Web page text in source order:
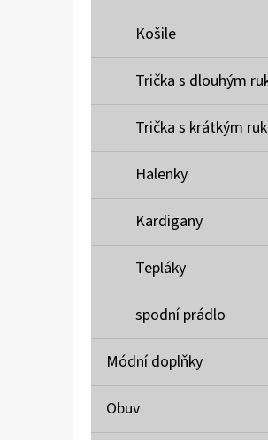
Košile
Trička s dlouhým
Trička s krátkým
Halenky
Kardigany
Tepláky
spodní prádlo
Módní doplňky
Obuv